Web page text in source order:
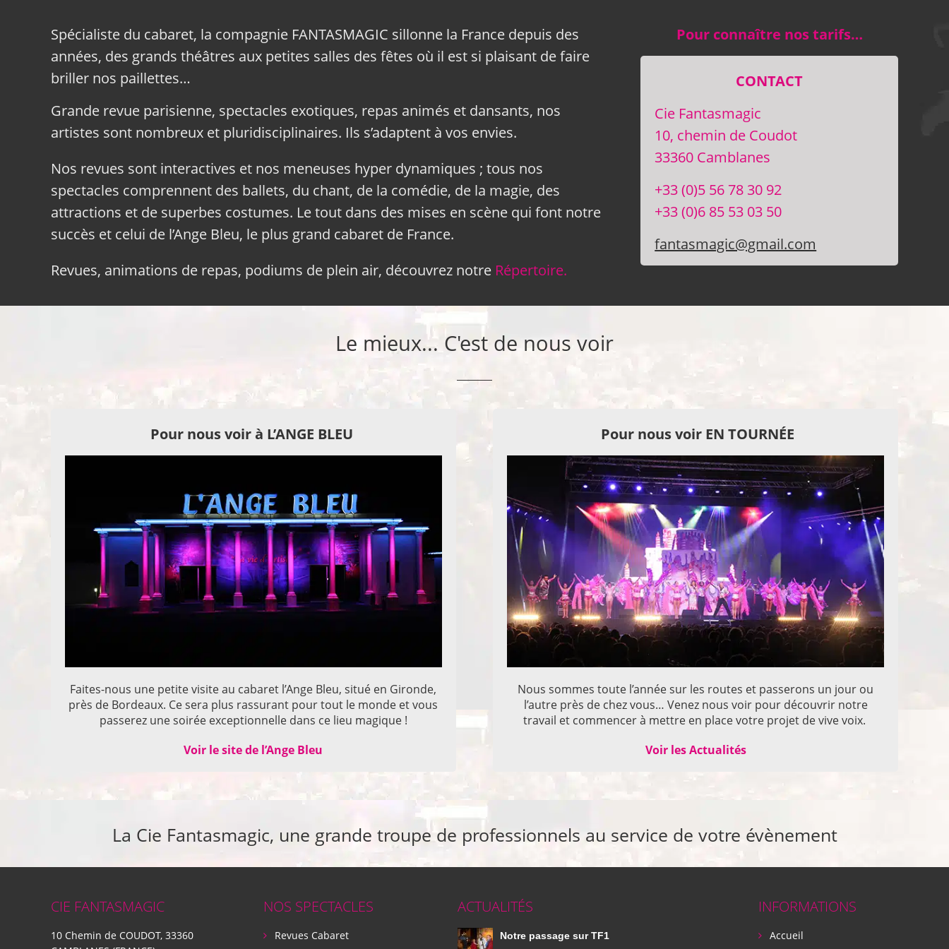
Spécialiste du cabaret, la compagnie FANTASMAGIC sillonne la France depuis des
années, des grands théâtres aux petites salles des fêtes où il est si plaisant de faire
briller nos paillettes…
Grande revue parisienne, spectacles exotiques, repas animés et dansants, nos
artistes sont nombreux et pluridisciplinaires. Ils s’adaptent à vos envies.
Nos revues sont interactives et nos meneuses hyper dynamiques ; tous nos
spectacles comprennent des ballets, du chant, de la comédie, de la magie, des
attractions et de superbes costumes. Le tout dans des mises en scène qui font notre
succès et celui de l’Ange Bleu, le plus grand cabaret de France.
Revues, animations de repas, podiums de plein air, découvrez notre Répertoire.
Pour connaître nos tarifs…
CONTACT
Cie Fantasmagic
10, chemin de Coudot
33360 Camblanes
+33 (0)5 56 78 30 92
+33 (0)6 85 53 03 50
fantasmagic@gmail.com
Le mieux... C'est de nous voir
Pour nous voir à L’ANGE BLEU
Faites-nous une petite visite au cabaret l’Ange Bleu, situé en Gironde,
près de Bordeaux. Ce sera plus rassurant pour tout le monde et vous
passerez une soirée exceptionnelle dans ce lieu magique !
Voir le site de l’Ange Bleu
Pour nous voir EN TOURNÉE
Nous sommes toute l’année sur les routes et passerons un jour ou
l’autre près de chez vous… Venez nous voir pour découvrir notre
travail et commencer à mettre en place votre projet de vive voix.
Voir les Actualités
La Cie Fantasmagic, une grande troupe de professionnels au service de votre évènement
CIE FANTASMAGIC
10 Chemin de COUDOT, 33360
NOS SPECTACLES
Revues Cabaret
ACTUALITÉS
Notre passage sur TF1
INFORMATIONS
Accueil